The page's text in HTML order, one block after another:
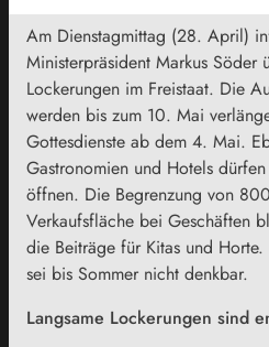
Am Dienstagmittag (28. April)
Ministerpräsident Markus Söder
Lockerungen im Freistaat. Die
werden bis zum 10. Mai
Gottesdienste ab dem 4. Mai.
Gastronomien und Hotels
öffnen. Die Begrenzung von
Verkaufsfläche bei Geschäften
die Beiträge für Kitas und
sei bis Sommer nicht denkbar.
Langsame Lockerungen sind